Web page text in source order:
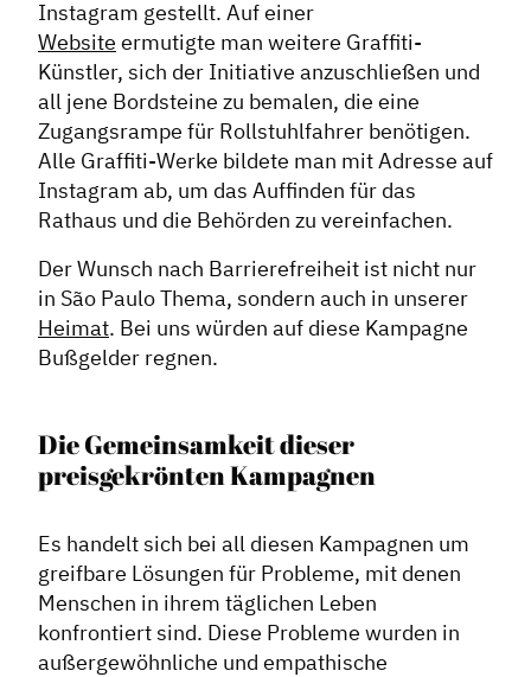
Instagram gestellt. Auf einer
Website ermutigte man weitere Graffiti-
Künstler, sich der Initiative anzuschließen und
all jene Bordsteine ​​zu bemalen, die eine
Zugangsrampe für Rollstuhlfahrer benötigen.
Alle Graffiti-Werke bildete man mit Adresse auf
Instagram ab, um das Auffinden für das
Rathaus und die Behörden zu vereinfachen.
Der Wunsch nach Barrierefreiheit ist nicht nur
in São Paulo Thema, sondern auch in unserer
Heimat. Bei uns würden auf diese Kampagne
Bußgelder regnen.
Die Gemeinsamkeit dieser
preisgekrönten Kampagnen
Es handelt sich bei all diesen Kampagnen um
greifbare Lösungen für Probleme, mit denen
Menschen in ihrem täglichen Leben
konfrontiert sind. Diese Probleme wurden in
außergewöhnliche und empathische